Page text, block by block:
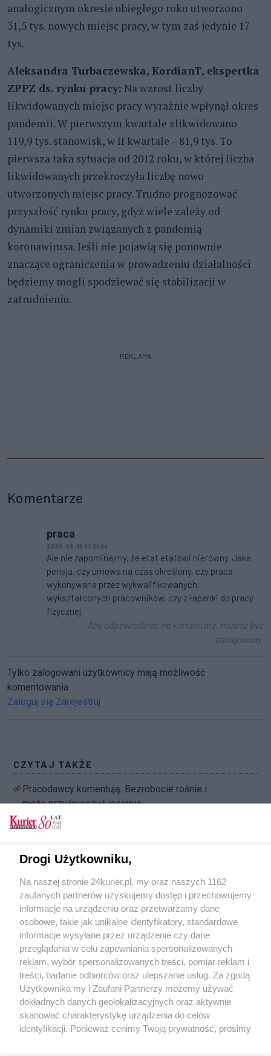
analogicznym okresie ubiegłego roku utworzono
31,5 tys. nowych miejsc pracy, w tym zaś jedynie 17
tys.
Aleksandra Turbaczewska, KordianT, ekspertka
ZPPZ ds. rynku pracy: Na wzrost liczby
likwidowanych miejsc pracy wyraźnie wpłynął okres
pandemii. W pierwszym kwartale zlikwidowano
119,9 tys. stanowisk, w II kwartale – 81,9 tys. To
pierwsza taka sytuacja od 2012 roku, w której liczba
likwidowanych przekroczyła liczbę nowo
utworzonych miejsc pracy. Trudno prognozować
przyszłość rynku pracy, gdyż wiele zależy od
dynamiki zmian związanych z pandemią
koronawirusa. Jeśli nie pojawią się ponownie
znaczące ograniczenia w prowadzeniu działalności
będziemy mogli spodziewać się stabilizacji w
zatrudnieniu.
REKLAMA
Komentarze
praca
2020-09-18 07:31:04
Ale nie zapominajmy, że etat etatowi nierówny. Jaka
pensja, czy umowa na czas określony, czy praca
wykonywana przez wykwalifikowanych,
wykształconych pracowników, czy z łapanki do pracy
fizycznej.
Aby odpowiedzieć na komentarz, musisz być
zalogowany.
Tylko zalogowani użytkownicy mają możliwość
komentowania
Zaloguj się Zarejestruj
CZYTAJ TAKŻE
Pracodawcy komentują: Bezrobocie rośnie i
może przyśpieszyć jesienią
Andrzej Przewoda: Wsparcie dla
pierwsze pieniądze
miejsc pracy w ramach Tarczy Finansowej
[FILM]
POGODA
14℃
Zobacz prognozę na 3 dni
Drogi Użytkowniku,
Na naszej stronie 24kurier.pl, my oraz naszych 1162
zaufanych partnerów uzyskujemy dostęp i przechowujemy
informacje na urządzeniu oraz przetwarzamy dane
osobowe, takie jak unikalne identyfikatory, standardowe
informacje wysyłane przez urządzenie czy dane
przeglądania w celu zapewniania spersonalizowanych
reklam, wybór spersonalizowanych treści, pomiar reklam i
treści, badanie odbiorców oraz ulepszanie usług. Za zgodą
Użytkownika my i Zaufani Partnerzy możemy używać
dokładnych danych geolokalizacyjnych oraz aktywnie
skanować charakterystykę urządzenia do celów
identyfikacji. Ponieważ cenimy Twoją prywatność, prosimy